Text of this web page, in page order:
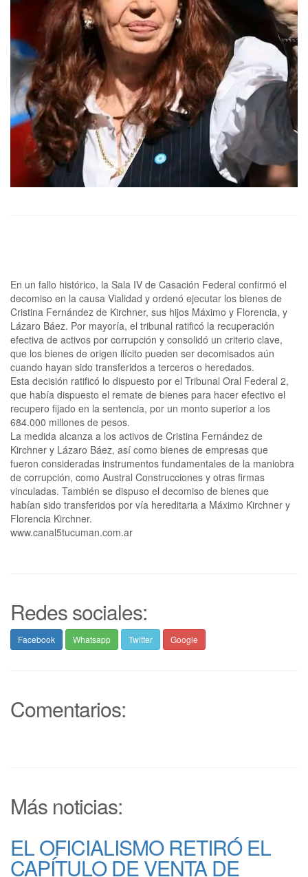
En un fallo histórico, la Sala IV de Casación Federal confirmó el
decomiso en la causa Vialidad y ordenó ejecutar los bienes de
Cristina Fernández de Kirchner, sus hijos Máximo y Florencia, y
Lázaro Báez. Por mayoría, el tribunal ratificó la recuperación
efectiva de activos por corrupción y consolidó un criterio clave,
que los bienes de origen ilícito pueden ser decomisados aún
cuando hayan sido transferidos a terceros o heredados.
Esta decisión ratificó lo dispuesto por el Tribunal Oral Federal 2,
que había dispuesto el remate de bienes para hacer efectivo el
recupero fijado en la sentencia, por un monto superior a los
684.000 millones de pesos.
La medida alcanza a los activos de Cristina Fernández de
Kirchner y Lázaro Báez, así como bienes de empresas que
fueron consideradas instrumentos fundamentales de la maniobra
de corrupción, como Austral Construcciones y otras firmas
vinculadas. También se dispuso el decomiso de bienes que
habían sido transferidos por vía hereditaria a Máximo Kirchner y
Florencia Kirchner.
www.canal5tucuman.com.ar
Redes sociales:
Facebook Whatsapp Twitter Google
Comentarios:
Más noticias:
EL OFICIALISMO RETIRÓ EL
CAPÍTULO DE VENTA DE